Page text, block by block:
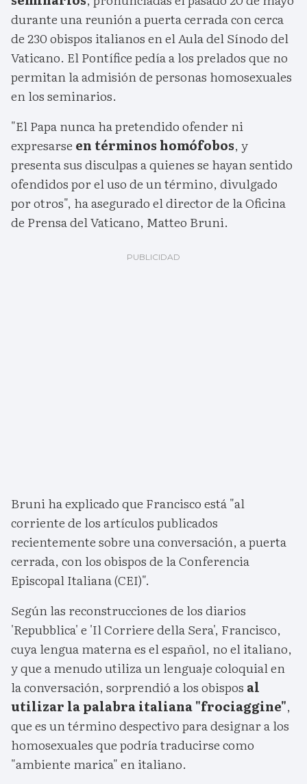
durante una reunión a puerta cerrada con cerca
de 230 obispos italianos en el Aula del Sínodo del
Vaticano. El Pontífice pedía a los prelados que no
permitan la admisión de personas homosexuales
en los seminarios.
"El Papa nunca ha pretendido ofender ni
expresarse en términos homófobos, y
presenta sus disculpas a quienes se hayan sentido
ofendidos por el uso de un término, divulgado
por otros", ha asegurado el director de la Oficina
de Prensa del Vaticano, Matteo Bruni.
Bruni ha explicado que Francisco está "al
corriente de los artículos publicados
recientemente sobre una conversación, a puerta
cerrada, con los obispos de la Conferencia
Episcopal Italiana (CEI)".
Según las reconstrucciones de los diarios
'Repubblica' e 'Il Corriere della Sera', Francisco,
cuya lengua materna es el español, no el italiano,
y que a menudo utiliza un lenguaje coloquial en
la conversación, sorprendió a los obispos al
utilizar la palabra italiana "frociaggine",
que es un término despectivo para designar a los
homosexuales que podría traducirse como
"ambiente marica" en italiano.